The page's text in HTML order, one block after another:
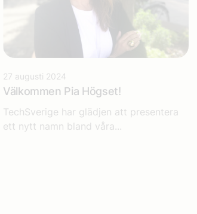
27 augusti 2024
Välkommen Pia Högset!
TechSverige har glädjen att presentera
ett nytt namn bland våra...